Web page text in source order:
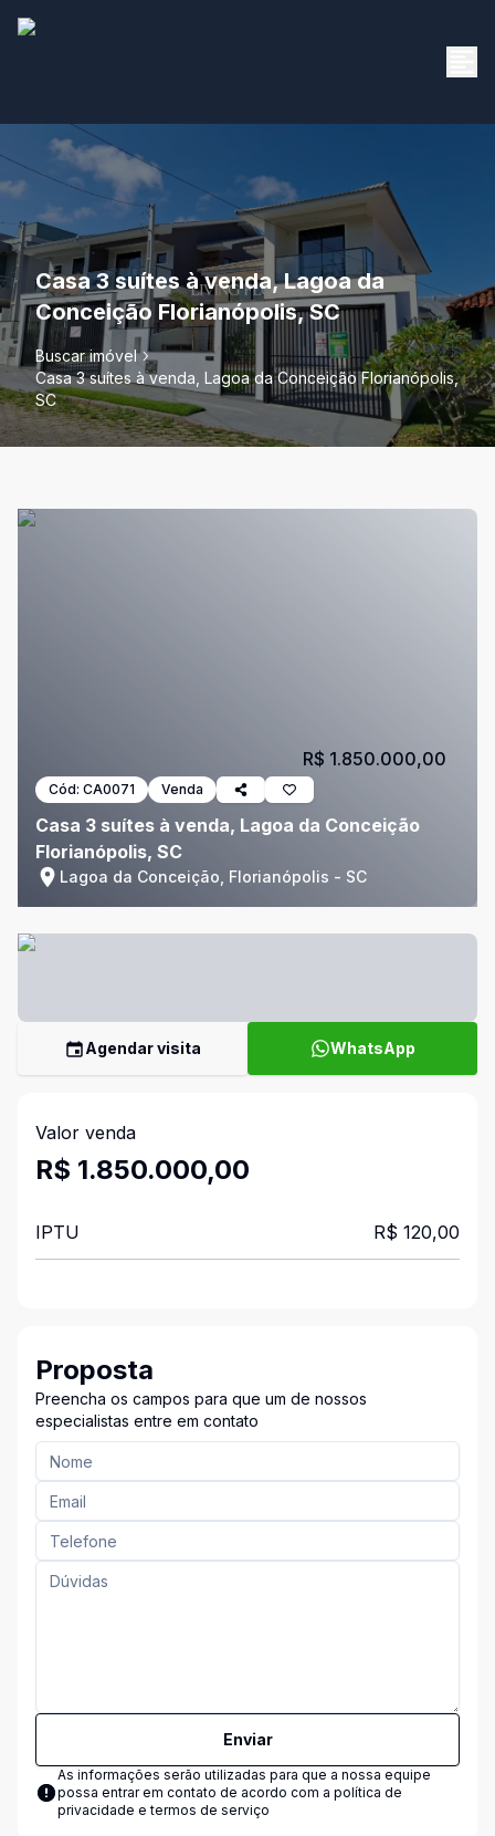
Casa 3 suítes à venda, Lagoa da
Conceição Florianópolis, SC
Buscar imóvel
Casa 3 suítes à venda, Lagoa da Conceição Florianópolis,
SC
Cód: CA0071 Venda
Casa 3 suítes à venda, Lagoa da Conceição
Florianópolis, SC
Lagoa da Conceição, Florianópolis - SC
R$ 1.850.000,00
Agendar visita WhatsApp
Valor venda
R$ 1.850.000,00
IPTU R$ 120,00
Proposta
Preencha os campos para que um de nossos
especialistas entre em contato
Enviar
As informações serão utilizadas para que a nossa equipe
possa entrar em contato de acordo com a política de
privacidade e termos de serviço